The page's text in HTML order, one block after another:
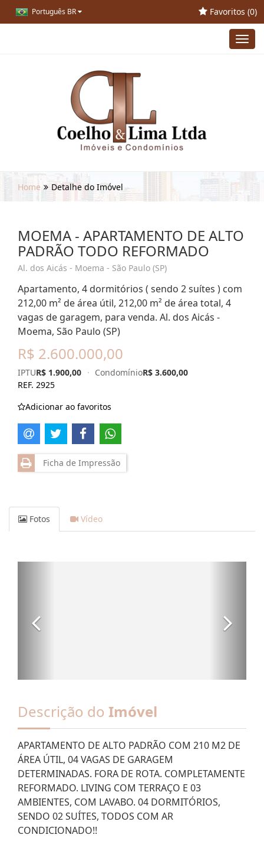
Português BR Favoritos (0)
Home Detalhe do Imóvel
MOEMA - APARTAMENTO DE ALTO
PADRÃO TODO REFORMADO
Al. dos Aicás - Moema - São Paulo (SP)
Apartamento, 4 dormitórios ( sendo 2 suítes ) com
212,00 m² de área útil, 212,00 m² de área total, 4
vagas de garagem, para venda. Al. dos Aicás -
Moema, São Paulo (SP)
R$ 2.600.000,00
IPTUR$ 1.900,00 · CondomínioR$ 3.600,00
REF. 2925
Adicionar ao favoritos
Ficha de Impressão
Fotos Vídeo
Descrição do Imóvel
APARTAMENTO DE ALTO PADRÃO COM 210 M2 DE
ÁREA ÚTIL, 04 VAGAS DE GARAGEM
DETERMINADAS. FORA DE ROTA. COMPLETAMENTE
REFORMADO. LIVING COM TERRAÇO E 03
AMBIENTES, COM LAVABO. 04 DORMITÓRIOS,
SENDO 02 SUÍTES, TODOS COM AR
CONDICIONADO!!